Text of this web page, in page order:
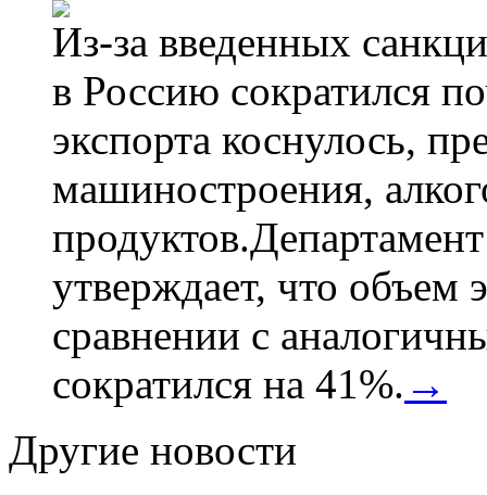
Из-за введенных
в Россию сократился
экспорта коснулось,
машиностроения,
утверждает, что объем
сравнении с
сократился на 41%. →
Другие новости